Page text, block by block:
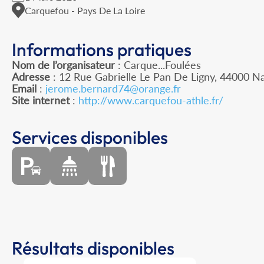
Carquefou - Pays De La Loire
Informations pratiques
Nom de l’organisateur : Carque...Foulées
Adresse : 12 Rue Gabrielle Le Pan De Ligny, 44000
Email : jerome.bernard74@orange.fr
Site internet: http://www.carquefou-athle.fr/
Services disponibles
Résultats disponibles